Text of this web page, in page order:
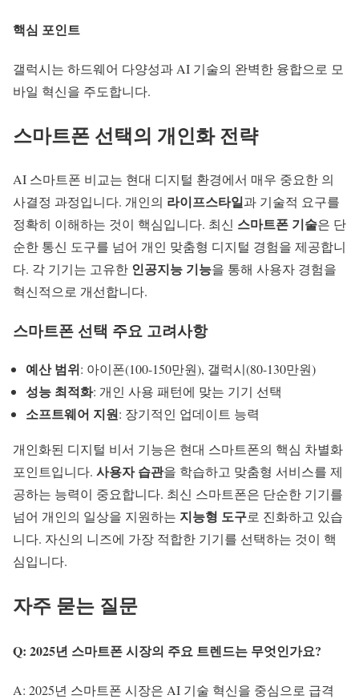
핵심 포인트
갤럭시는 하드웨어 다양성과 AI 기술의 완벽한 융합으로 모
바일 혁신을 주도합니다.
스마트폰 선택의 개인화 전략
AI 스마트폰 비교는 현대 디지털 환경에서 매우 중요한 의
사결정 과정입니다. 개인의 라이프스타일과 기술적 요구를
정확히 이해하는 것이 핵심입니다. 최신 스마트폰 기술은 단
순한 통신 도구를 넘어 개인 맞춤형 디지털 경험을 제공합니
다. 각 기기는 고유한 인공지능 기능을 통해 사용자 경험을
혁신적으로 개선합니다.
스마트폰 선택 주요 고려사항
예산 범위: 아이폰(100-150만원), 갤럭시(80-130만원)
성능 최적화: 개인 사용 패턴에 맞는 기기 선택
소프트웨어 지원: 장기적인 업데이트 능력
개인화된 디지털 비서 기능은 현대 스마트폰의 핵심 차별화
포인트입니다. 사용자 습관을 학습하고 맞춤형 서비스를 제
공하는 능력이 중요합니다. 최신 스마트폰은 단순한 기기를
넘어 개인의 일상을 지원하는 지능형 도구로 진화하고 있습
니다. 자신의 니즈에 가장 적합한 기기를 선택하는 것이 핵
심입니다.
자주 묻는 질문
Q: 2025년 스마트폰 시장의 주요 트렌드는 무엇인가요?
A: 2025년 스마트폰 시장은 AI 기술 혁신을 중심으로 급격